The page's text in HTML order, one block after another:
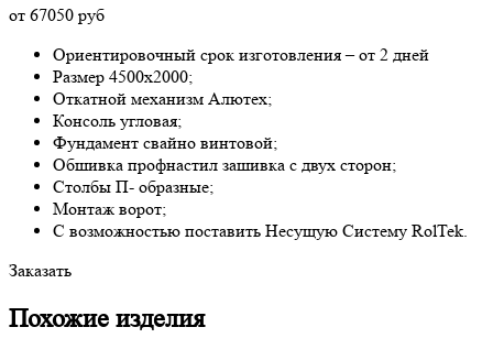
от 67050 руб
Ориентировочный срок изготовления – от 2 дней
Размер 4500x2000;
Откатной механизм Алютех;
Консоль угловая;
Фундамент свайно винтовой;
Обшивка профнастил зашивка с двух сторон;
Столбы П- образные;
Монтаж ворот;
С возможностью поставить Несущую Систему RolTek.
Заказать
Похожие изделия